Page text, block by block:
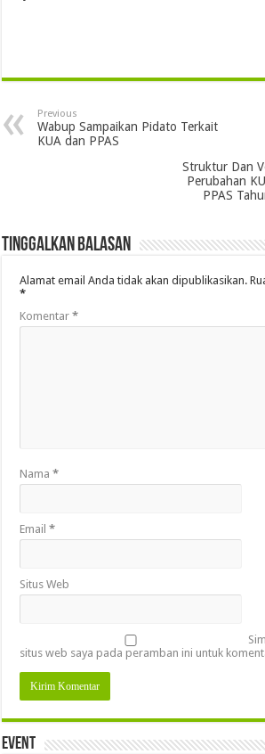
Previous
Wabup Sampaikan Pidato Terkait
KUA dan PPAS
Struktur Dan
Perubahan
PPAS
Tinggalkan Balasan
Alamat email Anda tidak akan dipublikasikan.
*
Komentar*
Nama*
Email*
Situs Web
situs web saya pada peramban ini untuk
Event